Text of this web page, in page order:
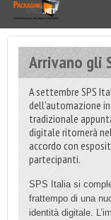
Arrivano gli
A settembre SPS
dell’automazione
tradizionale
digitale ritornerà
accordo con
partecipanti.
SPS Italia si
frattempo di una
identità digitale.